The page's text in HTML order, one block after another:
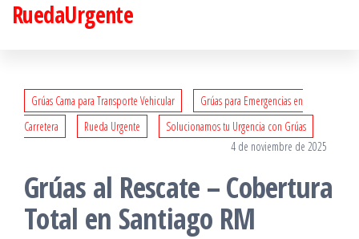
SaltarRuedaUrgente
Grúas Cama para Transporte Vehicular
Grúas para Emergencias en
Carretera
Rueda Urgente
Solucionamos tu Urgencia con Grúas
4 de noviembre de 2025
Grúas al Rescate – Cobertura
Total en Santiago RM